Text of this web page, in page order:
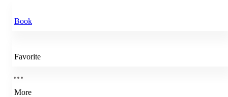
Book
Favorite
More